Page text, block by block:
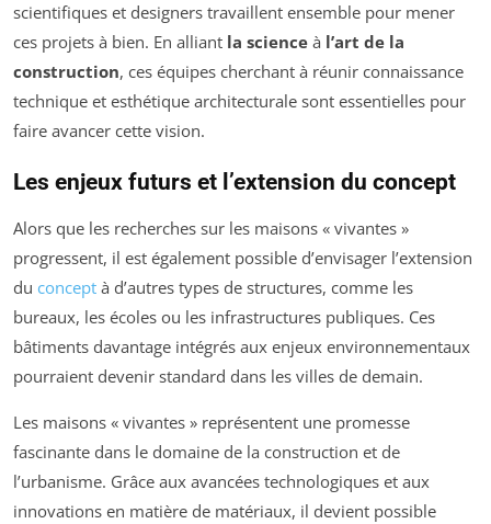
scientifiques et designers travaillent ensemble pour mener
ces projets à bien. En alliant la science à l’art de la
construction, ces équipes cherchant à réunir connaissance
technique et esthétique architecturale sont essentielles pour
faire avancer cette vision.
Les enjeux futurs et l’extension du concept
Alors que les recherches sur les maisons « vivantes »
progressent, il est également possible d’envisager l’extension
du concept à d’autres types de structures, comme les
bureaux, les écoles ou les infrastructures publiques. Ces
bâtiments davantage intégrés aux enjeux environnementaux
pourraient devenir standard dans les villes de demain.
Les maisons « vivantes » représentent une promesse
fascinante dans le domaine de la construction et de
l’urbanisme. Grâce aux avancées technologiques et aux
innovations en matière de matériaux, il devient possible